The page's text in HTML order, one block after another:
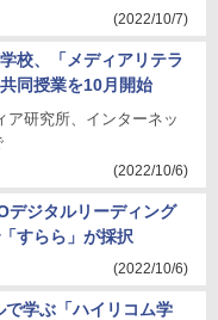
(2022/10/7)
校、「メディアリテラ
同授業を10月開始
ア研究所、インターネッ
(2022/10/6)
デジタルリーディング
すらら」が採択
(2022/10/6)
学ぶ「ハイリコム学